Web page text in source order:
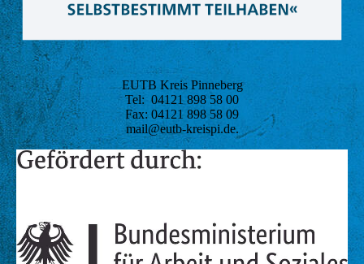
EUTB Kreis Pinneberg
Tel: 04121 898 58 00
Fax: 04121 898 58 09
mail@eutb-kreispi.de.